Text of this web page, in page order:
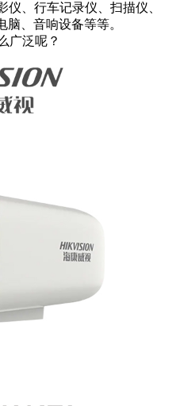
、行车记录仪、扫描仪、
脑、音响设备等等。
广泛呢？